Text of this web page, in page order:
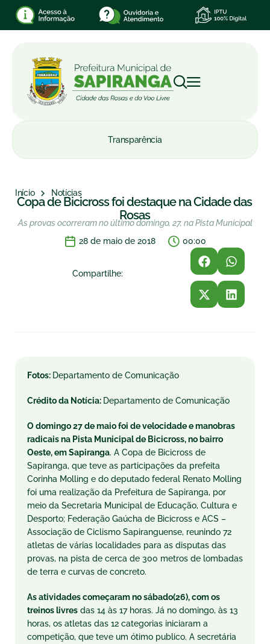
Transparência
Início Notícias
Copa de Bicicross foi destaque na Cidade das
Rosas
As provas ocorreram no último domingo, 27, na Pista Municipal
28 de maio de 2018
00:00
Compartilhe:
Fotos: Departamento de Comunicação
Crédito da Notícia: Departamento de Comunicação
O domingo 27 de maio foi de velocidade e manobras
radicais na Pista Municipal de Bicicross, no bairro
Oeste, em Sapiranga. A Copa de Bicicross de
Sapiranga, que teve as participações da prefeita
Corinha Molling e do deputado federal Renato Molling
foi uma realização da Prefeitura de Sapiranga, por
meio da Secretaria Municipal de Educação, Cultura e
Desporto; Federação Gaúcha de Bicicross e ACS –
Associação de Ciclismo Sapiranguense, reunindo 72
atletas de várias localidades para as disputas das
provas, na pista de cerca de 300 metros de lombadas
de terra e curvas de concreto.
As atividades começaram no sábado(26), com os
treinos livres das 14 às 17 horas. Já no domingo, às 13
horas, os atletas das 12 categorias iniciaram a
competição, que teve um ótimo publico. A secretária